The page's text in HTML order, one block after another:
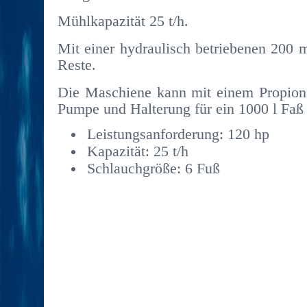
Mühlkapazität 25 t/h.
Mit einer hydraulisch betriebenen 200
Reste.
Die Maschiene kann mit einem
Pumpe und Halterung für ein 1000 l Faß
Leistungsanforderung: 120 hp
Kapazität: 25 t/h
Schlauchgröße: 6 Fuß